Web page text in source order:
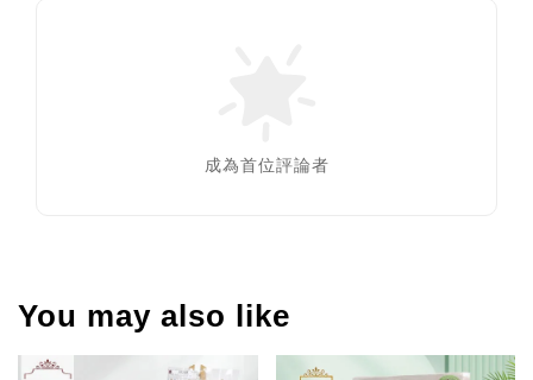
成為首位評論者
You may also like